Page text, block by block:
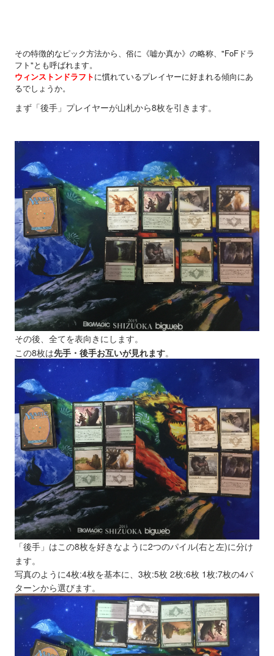
その特徴的なピック方法から、俗に《嘘か真か》の略称、"FoFドラ
フト"とも呼ばれます。
ウィンストンドラフトに慣れているプレイヤーに好まれる傾向にあ
るでしょうか。
まず「後手」プレイヤーが山札から8枚を引きます。
その後、全てを表向きにします。
この8枚は先手・後手お互いが見れます。
「後手」はこの8枚を好きなように2つのパイル(右と左)に分け
ます。
写真のように4枚:4枚を基本に、3枚:5枚 2枚:6枚 1枚:7枚の4パ
ターンから選びます。